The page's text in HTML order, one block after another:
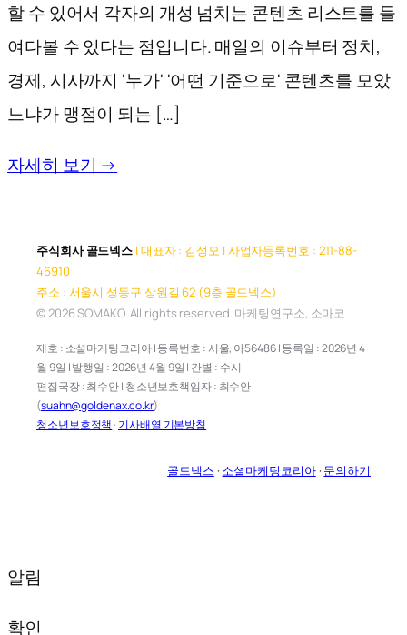
할 수 있어서 각자의 개성 넘치는 콘텐츠 리스트를 들
여다볼 수 있다는 점입니다. 매일의 이슈부터 정치,
경제, 시사까지 '누가' '어떤 기준으로' 콘텐츠를 모았
느냐가 맹점이 되는 […]
자세히 보기 →
주식회사 골드넥스 | 대표자 : 김성모 | 사업자등록번호 : 211-88-
46910
주소 : 서울시 성동구 상원길 62 (9층 골드넥스)
© 2026 SOMAKO. All rights reserved. 마케팅연구소, 소마코
제호 : 소셜마케팅코리아 | 등록번호 : 서울, 아56486 | 등록일 : 2026년 4
월 9일 | 발행일 : 2026년 4월 9일 | 간별 : 수시
편집국장 : 최수안 | 청소년보호책임자 : 최수안
(suahn@goldenax.co.kr)
청소년보호정책 · 기사배열 기본방침
골드넥스 · 소셜마케팅코리아· 문의하기
알림
확인